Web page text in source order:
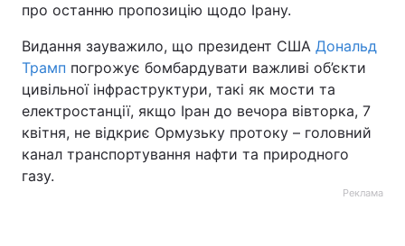
про останню пропозицію щодо Ірану.
Видання зауважило, що президент США Дональд
Трамп погрожує бомбардувати важливі об’єкти
цивільної інфраструктури, такі як мости та
електростанції, якщо Іран до вечора вівторка, 7
квітня, не відкриє Ормузьку протоку – головний
канал транспортування нафти та природного
газу.
Реклама